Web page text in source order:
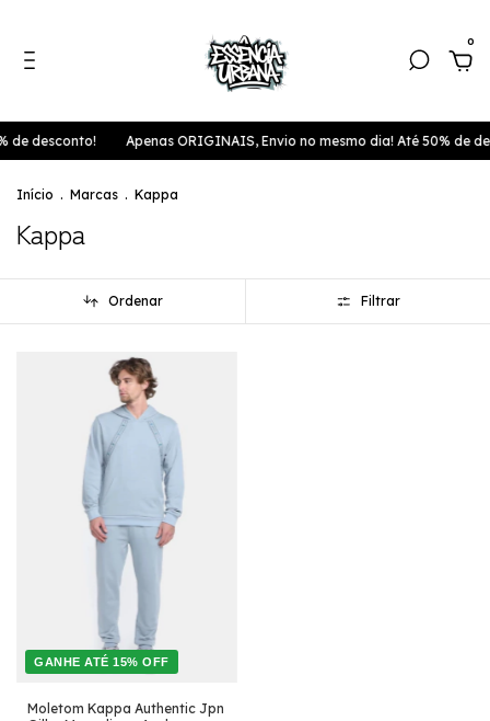
0
de desconto! Apenas ORIGINAIS, Envio no mesmo dia! Até 50% de
Início . Marcas . Kappa
Kappa
Ordenar Filtrar
GANHE ATÉ 15% OFF
Moletom Kappa Authentic Jpn